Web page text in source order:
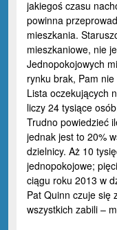
jakiegoś czasu
powinna
mieszkania.
mieszkaniowe, nie
Jednopokojowych
rynku brak, Pam
Lista oczekujących
liczy 24 tysiące
Trudno powiedzieć
jednak jest to 20%
dzielnicy. Aż 10
jednopokojowe;
ciągu roku 2013 w
Pat Quinn czuje się
wszystkich zabili –